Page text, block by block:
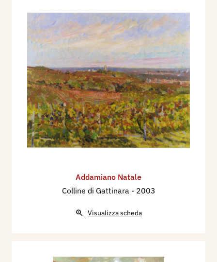
Addamiano Natale
Colline di Gattinara - 2003
Visualizza scheda